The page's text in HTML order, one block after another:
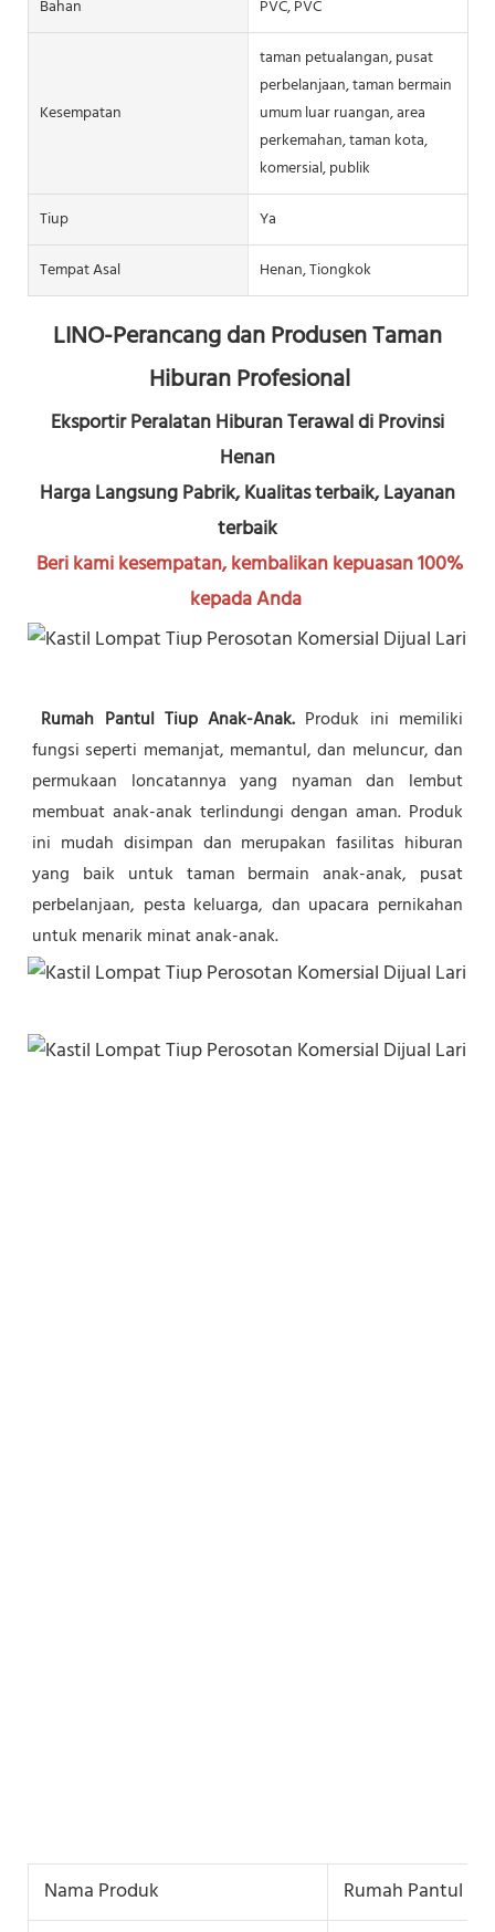
Bahan
PVC, PVC
Kesempatan
taman petualangan, pusat
perbelanjaan, taman bermain
umum luar ruangan, area
perkemahan, taman kota,
komersial, publik
Tiup
Ya
Tempat Asal
Henan, Tiongkok
LINO-Perancang dan Produsen Taman
Hiburan Profesional
Eksportir Peralatan Hiburan Terawal di Provinsi
Henan
Harga Langsung Pabrik, Kualitas terbaik, Layanan
terbaik
Beri kami kesempatan, kembalikan kepuasan 100%
kepada Anda
Rumah Pantul Tiup Anak-Anak. Produk ini memiliki
fungsi seperti memanjat, memantul, dan meluncur, dan
permukaan loncatannya yang nyaman dan lembut
membuat anak-anak terlindungi dengan aman. Produk
ini mudah disimpan dan merupakan fasilitas hiburan
yang baik untuk taman bermain anak-anak, pusat
perbelanjaan, pesta keluarga, dan upacara pernikahan
untuk menarik minat anak-anak.
Nama Produk
Rumah Pantul